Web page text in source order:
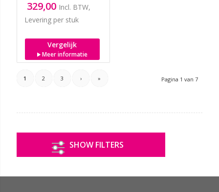
329,00 Incl. BTW,
Levering per stuk
Vergelijk
Meer informatie
Pagina 1 van 7
1 2 3 › »
SHOW FILTERS